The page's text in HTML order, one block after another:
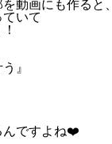
動画にも作ると、
いて
』
んですよね❤️